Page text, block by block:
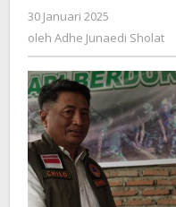
30 Januari 2025
Adhe
oleh Adhe Junaedi Sholat